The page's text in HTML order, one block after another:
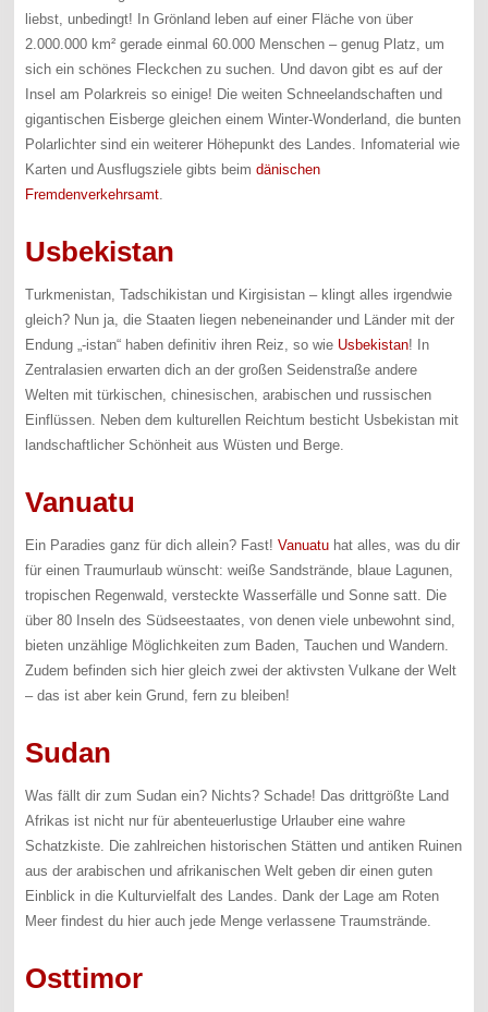
liebst, unbedingt! In Grönland leben auf einer Fläche von über
2.000.000 km² gerade einmal 60.000 Menschen – genug Platz, um
sich ein schönes Fleckchen zu suchen. Und davon gibt es auf der
Insel am Polarkreis so einige! Die weiten Schneelandschaften und
gigantischen Eisberge gleichen einem Winter-Wonderland, die bunten
Polarlichter sind ein weiterer Höhepunkt des Landes. Infomaterial wie
Karten und Ausflugsziele gibts beimdänischen
Fremdenverkehrsamt.
Usbekistan
Turkmenistan, Tadschikistan und Kirgisistan – klingt alles irgendwie
gleich? Nun ja, die Staaten liegen nebeneinander und Länder mit der
Endung „-istan“ haben definitiv ihren Reiz, so wie Usbekistan! In
Zentralasien erwarten dich an der großen Seidenstraße andere
Welten mit türkischen, chinesischen, arabischen und russischen
Einflüssen. Neben dem kulturellen Reichtum besticht Usbekistan mit
landschaftlicher Schönheit aus Wüsten und Berge.
Vanuatu
Ein Paradies ganz für dich allein? Fast!Vanuatu hat alles, was du dir
für einen Traumurlaub wünscht: weiße Sandstrände, blaue Lagunen,
tropischen Regenwald, versteckte Wasserfälle und Sonne satt. Die
über 80 Inseln des Südseestaates, von denen viele unbewohnt sind,
bieten unzählige Möglichkeiten zum Baden, Tauchen und Wandern.
Zudem befinden sich hier gleich zwei der aktivsten Vulkane der Welt
– das ist aber kein Grund, fern zu bleiben!
Sudan
Was fällt dir zum Sudan ein? Nichts? Schade! Das drittgrößte Land
Afrikas ist nicht nur für abenteuerlustige Urlauber eine wahre
Schatzkiste. Die zahlreichen historischen Stätten und antiken Ruinen
aus der arabischen und afrikanischen Welt geben dir einen guten
Einblick in die Kulturvielfalt des Landes. Dank der Lage am Roten
Meer findest du hier auch jede Menge verlassene Traumstrände.
Osttimor